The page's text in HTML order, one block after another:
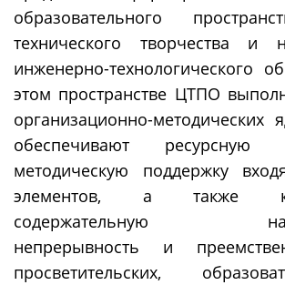
образовательного
технического творчества и
инженерно-технологического
этом пространстве ЦТПО
организационно-методических
обеспечивают
методическую поддержку
элементов, а также
содержательную
непрерывность и
просветительских,